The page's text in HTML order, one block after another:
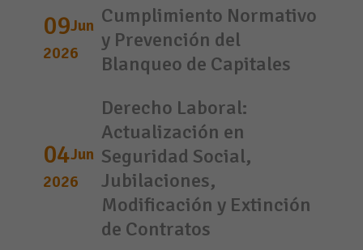
09Jun
2026
Cumplimiento Normativo
y Prevención del
Blanqueo de Capitales
04Jun
2026
Derecho Laboral:
Actualización en
Seguridad Social,
Jubilaciones,
Modificación y Extinción
de Contratos